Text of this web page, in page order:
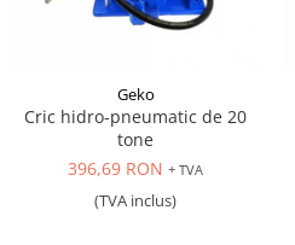
Set / trusa chei tubulare
Set prelungitoare
Set surubelnite
Testare cuplu dinamometric de
strangere
Geko
Cric hidro-pneumatic de 20
tone
396,69 RON + TVA
(TVA inclus)